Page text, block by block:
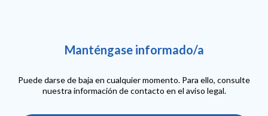
Manténgase informado/a
Puede darse de baja en cualquier momento. Para ello, consulte
nuestra información de contacto en el aviso legal.